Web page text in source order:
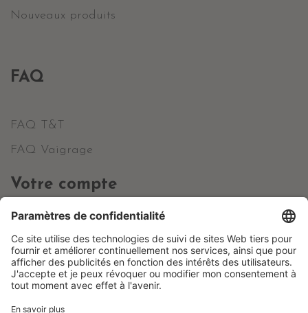
Nouveaux produits
FAQ
FAQ T&T
FAQ Vaigrage
Votre compte
Informations personnelles
Commandes
Avoirs
Adresses